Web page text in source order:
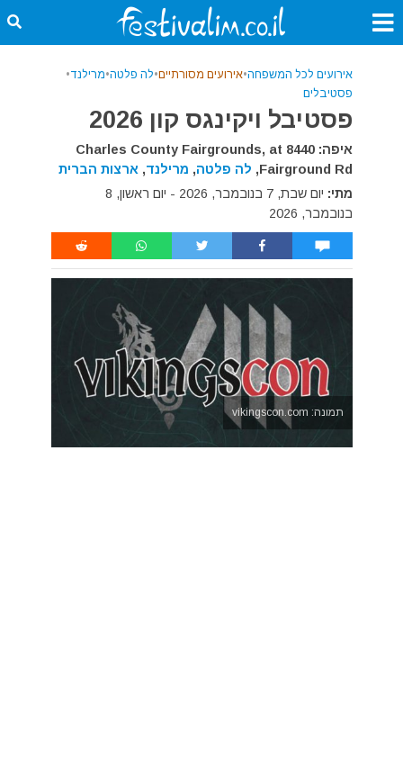
אירועים לכל המשפחה•אירועים מסורתיים•לה פלטה•מרילנד•
פסטיבלים
פסטיבל ויקינגס קון 2026
איפה: Charles County Fairgrounds, at 8440
Fairground Rd,
לה פלטה, מרילנד, ארצות הברית
מתי:
יום שבת, 7 בנובמבר, 2026 - יום ראשון, 8
בנובמבר, 2026
תמונה: vikingscon.com